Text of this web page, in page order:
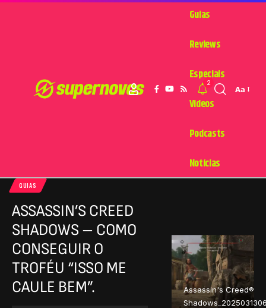
Guias
Reviews
Especiais
Videos
Podcasts
Notícias
2
Aa
GUIAS
ASSASSIN’S CREED
SHADOWS – COMO
CONSEGUIR O
TROFÉU “ISSO ME
CAULE BEM”.
Assassin's Creed®